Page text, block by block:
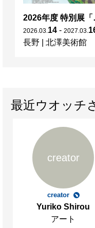
2026年度
2026 03 14 - 2027 03
長野
北澤美術館
最近ウオッチ
creator
creator
Yuriko Shirou
アート